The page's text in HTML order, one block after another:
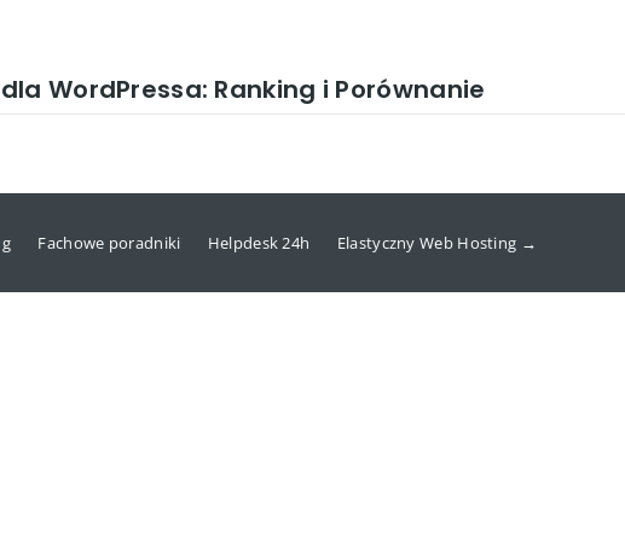
WordPressa: Ranking i Porównanie
Fachowe poradniki Helpdesk 24h Elastyczny Web Hosting →